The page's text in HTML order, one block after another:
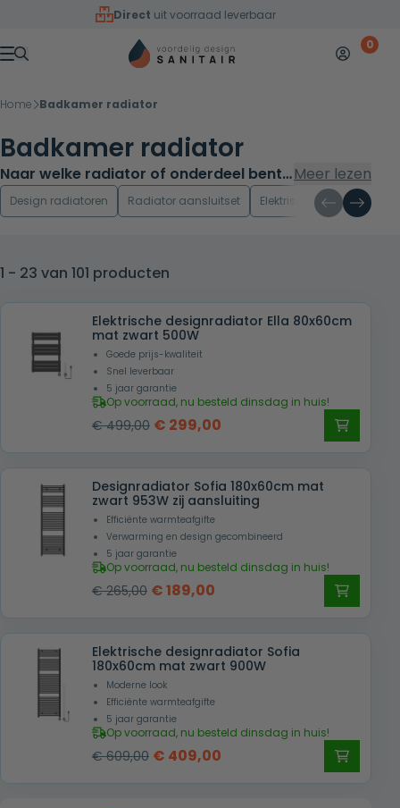
Overslaan naar inhoud
Direct uit voorraad leverbaar
Menu
Mijn 0
Home Badkamer radiator
Badkamer radiator
Naar welke radiator of onderdeel bent
u opzoek?
Meer lezen
Design radiatoren Radiator aansluitset Elektrische badkamer
1 - 23 van 101 producten
Elektrische designradiator Ella 80x60cm
mat zwart 500W
Goede prijs-kwaliteit
Snel leverbaar
5 jaar garantie
Op voorraad, nu besteld dinsdag in huis!
€499,00 Oorspronkelijke
was:
€ 499,00.
€ 299,00
is:
€ 299,00.
Designradiator Sofia 180x60cm mat
zwart 953W zij aansluiting
Efficiënte warmteafgifte
Verwarming en design gecombineerd
5 jaar garantie
Op voorraad, nu besteld dinsdag in huis!
€265,00 Oorspronkelijke
was:
€ 265,00.
€189,00
is:
€ 189,00.
Elektrische designradiator Sofia
180x60cm mat zwart 900W
Moderne look
Efficiënte warmteafgifte
5 jaar garantie
Op voorraad, nu besteld dinsdag in huis!
€609,00 Oorspronkelijke
€ 409,00